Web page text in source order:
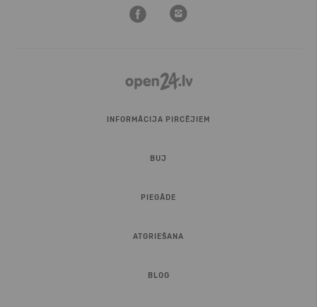
INFORMĀCIJA PIRCĒJIEM
BUJ
PIEGĀDE
ATGRIEŠANA
BLOG